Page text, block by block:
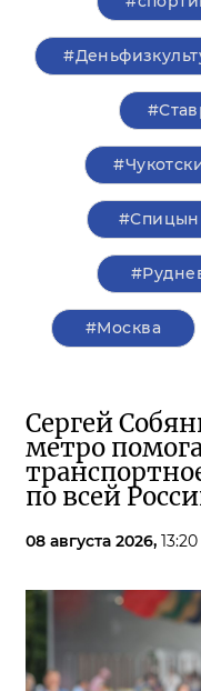
#Спицын
#Москва
Сергей
метро
по всей
08 августа 2026, 13:20